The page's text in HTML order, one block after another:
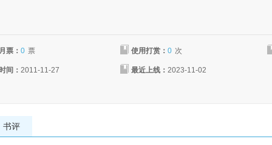
票： 0 票 使用打赏：0 次
间： 2011-11-27 最近上线：2023-11-02
书评